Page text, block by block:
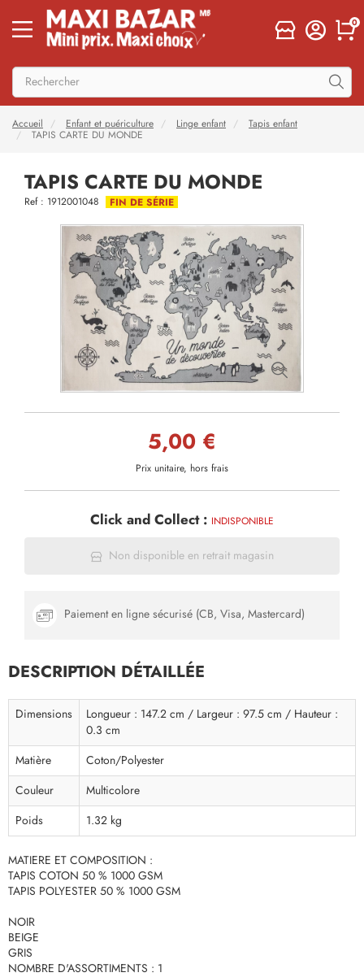
0
Accueil Enfant et puériculture Linge enfant
Tapis enfant
TAPIS CARTE DU MONDE
TAPIS CARTE DU MONDE
Ref : 1912001048 FIN DE SÉRIE
5,00 €
Prix unitaire, hors frais
Click and Collect : INDISPONIBLE
Non disponible en retrait magasin
Paiement en ligne sécurisé (CB, Visa, Mastercard)
DESCRIPTION DÉTAILLÉE
Dimensions
Longueur : 147.2 cm / Largeur : 97.5 cm / Hauteur :
0.3 cm
Matière
Coton/Polyester
Couleur
Multicolore
Poids
1.32 kg
MATIERE ET COMPOSITION :
TAPIS COTON 50 % 1000 GSM
TAPIS POLYESTER 50 % 1000 GSM
NOIR
BEIGE
GRIS
NOMBRE D'ASSORTIMENTS : 1